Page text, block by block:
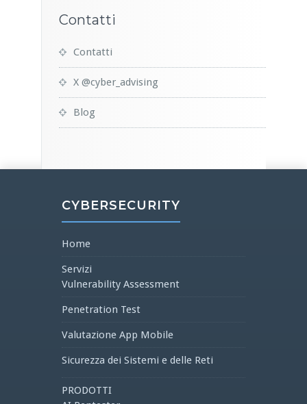
Contatti
Contatti
X @cyber_advising
Blog
CYBERSECURITY
Home
Servizi
Vulnerability Assessment
Penetration Test
Valutazione App Mobile
Sicurezza dei Sistemi e delle Reti
PRODOTTI